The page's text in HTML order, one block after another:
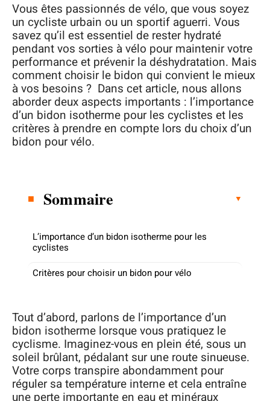
Vous êtes passionnés de vélo, que vous soyez
un cycliste urbain ou un sportif aguerri. Vous
savez qu’il est essentiel de rester hydraté
pendant vos sorties à vélo pour maintenir votre
performance et prévenir la déshydratation. Mais
comment choisir le bidon qui convient le mieux
à vos besoins ? Dans cet article, nous allons
aborder deux aspects importants : l’importance
d’un bidon isotherme pour les cyclistes et les
critères à prendre en compte lors du choix d’un
bidon pour vélo.
Sommaire
L’importance d’un bidon isotherme pour les
cyclistes
Critères pour choisir un bidon pour vélo
Tout d’abord, parlons de l’importance d’un
bidon isotherme lorsque vous pratiquez le
cyclisme. Imaginez-vous en plein été, sous un
soleil brûlant, pédalant sur une route sinueuse.
Votre corps transpire abondamment pour
réguler sa température interne et cela entraîne
une perte importante en eau et minéraux